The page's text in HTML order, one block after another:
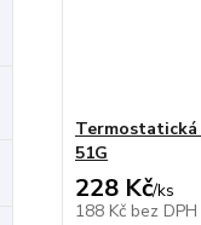
Termostatická
51G
228 Kč/ks
188 Kč bez DPH